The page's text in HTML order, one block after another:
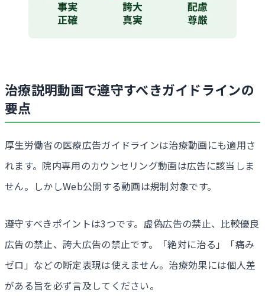
治療説明動画で遵守すべきガイドラインの
要点
厚生労働省の医療広告ガイドラインは治療動画にも適用さ
れます。院内専用のカウンセリング動画は広告に該当しま
せん。しかしWeb公開する動画は規制対象です。
遵守すべきポイントは3つです。虚偽広告の禁止、比較優良
広告の禁止、誇大広告の禁止です。「絶対に治る」「痛み
ゼロ」などの断定表現は使えません。治療効果には個人差
がある旨を必ず言及してください。